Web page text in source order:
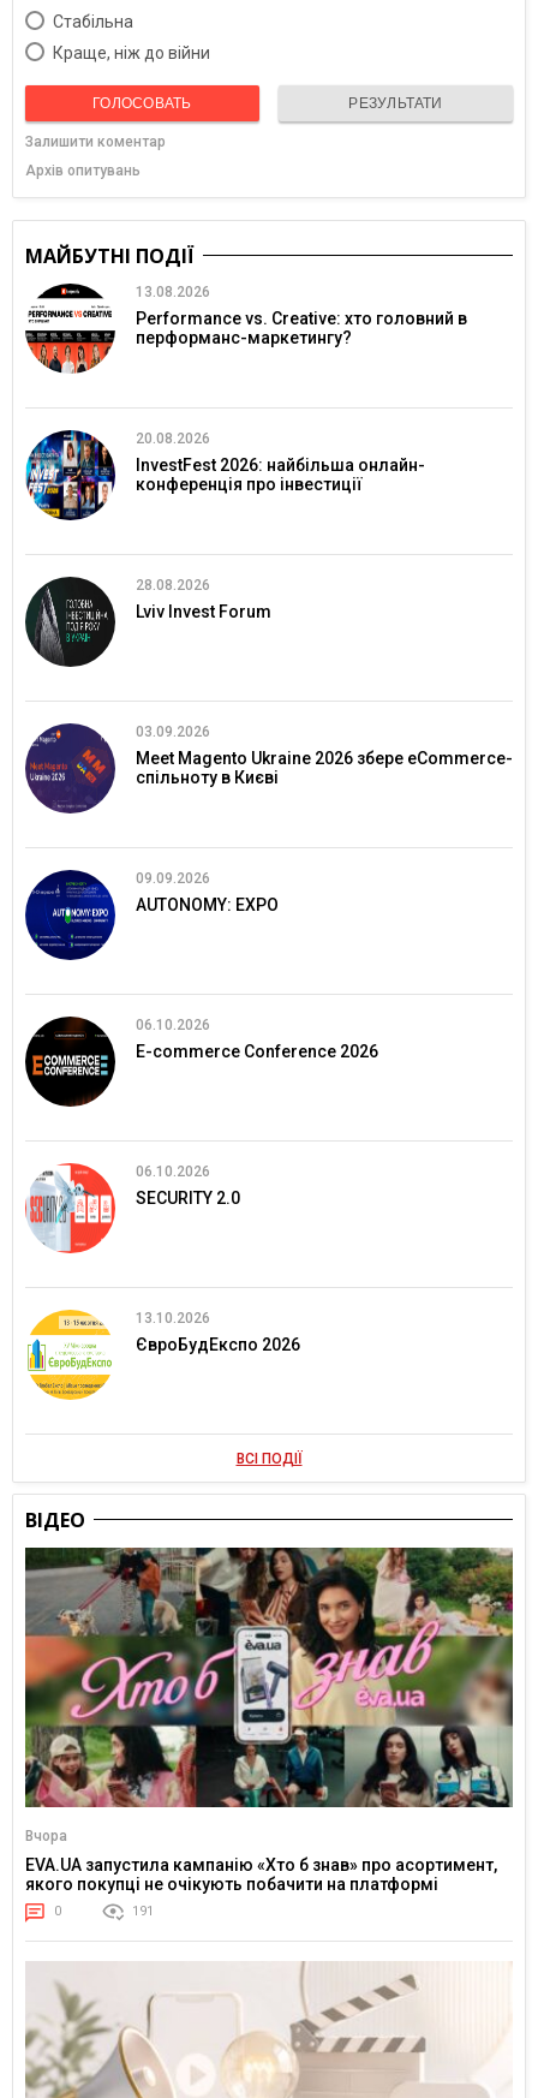
Cтабільна
Краще, ніж до війни
ГОЛОСОВАТЬ РЕЗУЛЬТАТИ
Залишити коментар
Архів опитувань
МАЙБУТНІ ПОДІЇ
13.08.2026
Performance vs. Creative: хто головний в
перформанс-маркетингу?
20.08.2026
InvestFest 2026: найбільша онлайн-
конференція про інвестиції
28.08.2026
Lviv Invest Forum
03.09.2026
Meet Magento Ukraine 2026 збере eCommerce-
спільноту в Києві
09.09.2026
AUTONOMY: EXPO
06.10.2026
E-commerce Conference 2026
06.10.2026
SECURITY 2.0
13.10.2026
ЄвроБудЕкспо 2026
ВСІ ПОДІЇ
ВІДЕО
Вчора
EVA.UA запустила кампанію «Хто б знав» про асортимент,
якого покупці не очікують побачити на платформі
0 191